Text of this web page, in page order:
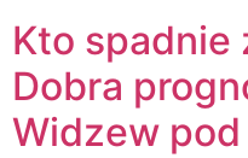
Kto spadnie
Dobra
Widzew pod